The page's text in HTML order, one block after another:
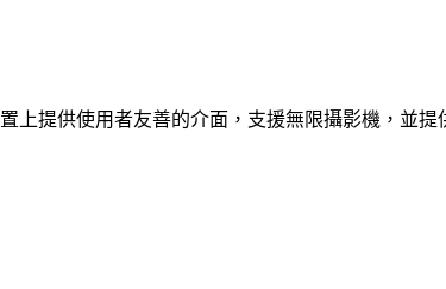
提供使用者友善的介面，支援無限攝影機，並